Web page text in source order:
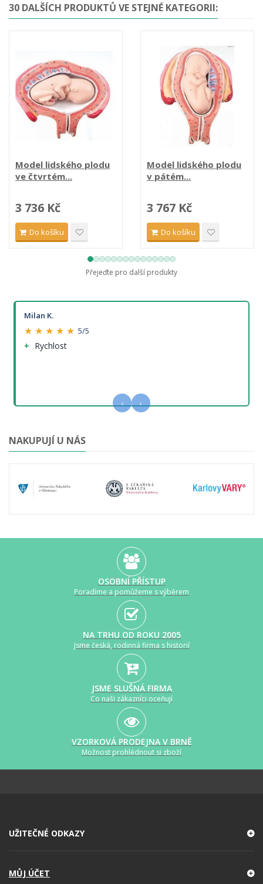
30 DALŠÍCH PRODUKTŮ VE STEJNÉ KATEGORII:
Model lidského plodu
ve čtvrtém...
3 736 Kč
Do košíku
Model lidského plodu
v pátém...
3 767 Kč
Do košíku
Přejeďte pro další produkty
Milan K.
★ ★ ★ ★ ★ 5/5
Rychlost
‹ ›
NAKUPUJÍ U NÁS
OSOBNÍ PŘÍSTUP
Poradíme a pomůžeme s výběrem
NA TRHU OD ROKU 2005
Jsme česká, rodinná firma s historií
JSME SLUŠNÁ FIRMA
Co naši zákazníci oceňují
VZORKOVÁ PRODEJNA V BRNĚ
Možnost prohlédnout si zboží
UŽITEČNÉ ODKAZY
MŮJ ÚČET